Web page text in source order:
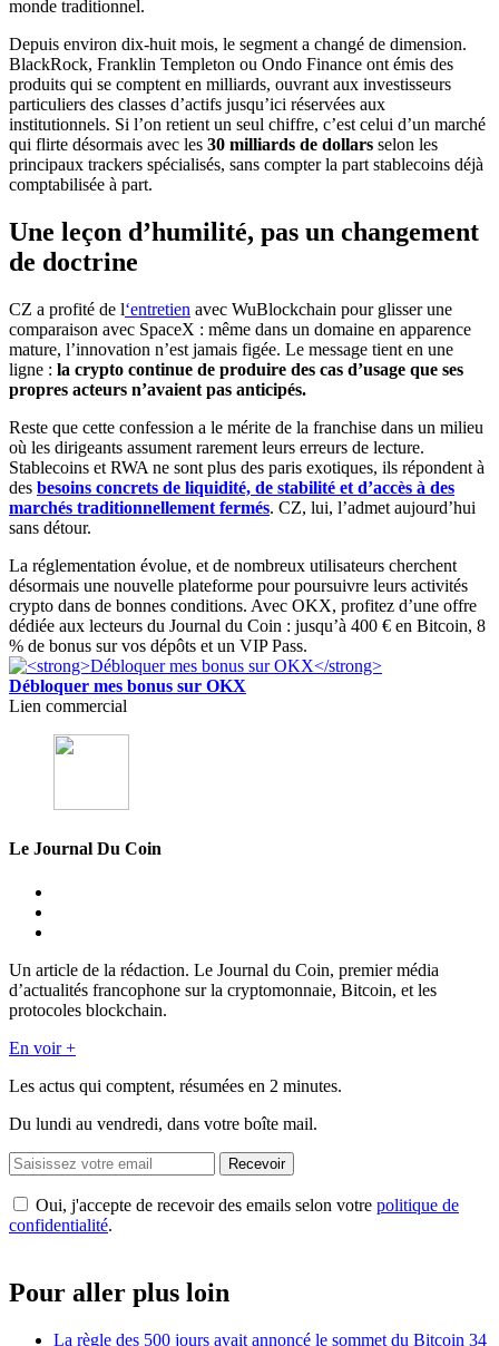
monde traditionnel.
Depuis environ dix-huit mois, le segment a changé de dimension.
BlackRock, Franklin Templeton ou Ondo Finance ont émis des
produits qui se comptent en milliards, ouvrant aux investisseurs
particuliers des classes d’actifs jusqu’ici réservées aux
institutionnels. Si l’on retient un seul chiffre, c’est celui d’un marché
qui flirte désormais avec les 30 milliards de dollars selon les
principaux trackers spécialisés, sans compter la part stablecoins déjà
comptabilisée à part.
Une leçon d’humilité, pas un changement
de doctrine
CZ a profité de l‘entretien avec WuBlockchain pour glisser une
comparaison avec SpaceX : même dans un domaine en apparence
mature, l’innovation n’est jamais figée. Le message tient en une
ligne : la crypto continue de produire des cas d’usage que ses
propres acteurs n’avaient pas anticipés.
Reste que cette confession a le mérite de la franchise dans un milieu
où les dirigeants assument rarement leurs erreurs de lecture.
Stablecoins et RWA ne sont plus des paris exotiques, ils répondent à
des besoins concrets de liquidité, de stabilité et d’accès à des
marchés traditionnellement fermés. CZ, lui, l’admet aujourd’hui
sans détour.
La réglementation évolue, et de nombreux utilisateurs cherchent
désormais une nouvelle plateforme pour poursuivre leurs activités
crypto dans de bonnes conditions. Avec OKX, profitez d’une offre
dédiée aux lecteurs du Journal du Coin : jusqu’à 400 € en Bitcoin, 8
% de bonus sur vos dépôts et un VIP Pass.
Débloquer mes bonus sur OKX
Lien commercial
Le Journal Du Coin
Un article de la rédaction. Le Journal du Coin, premier média
d’actualités francophone sur la cryptomonnaie, Bitcoin, et les
protocoles blockchain.
En voir +
Les actus qui comptent, résumées en 2 minutes.
Du lundi au vendredi, dans votre boîte mail.
Recevoir
Oui, j'accepte de recevoir des emails selon votre politique de
confidentialité.
Pour aller plus loin
La règle des 500 jours avait annoncé le sommet du Bitcoin 34